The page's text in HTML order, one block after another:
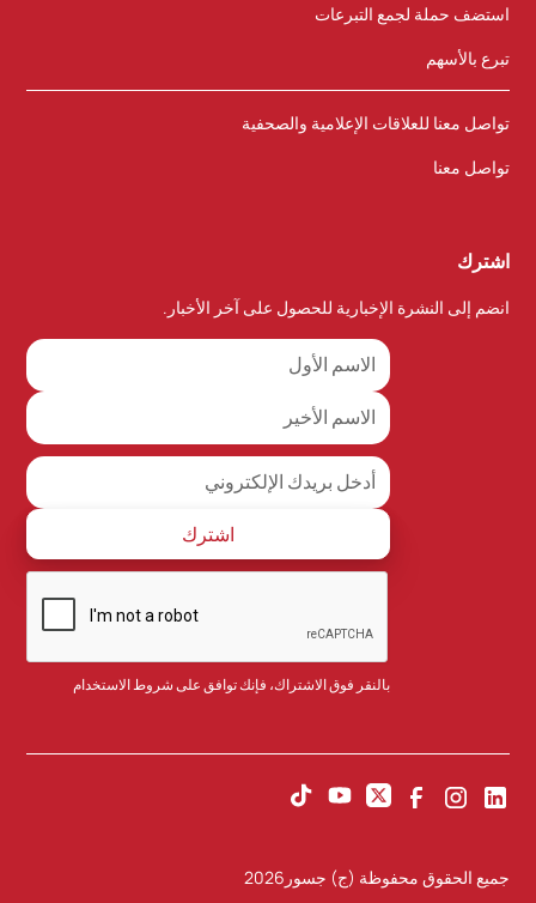
استضف حملة لجمع التبرعات
تبرع بالأسهم
تواصل معنا للعلاقات الإعلامية والصحفية
تواصل معنا
اشترك
انضم إلى النشرة الإخبارية للحصول على آخر الأخبار.
بالنقر فوق الاشتراك، فإنك توافق علىشروط الاستخدام
جميع الحقوق محفوظة (ج) جسور 2026